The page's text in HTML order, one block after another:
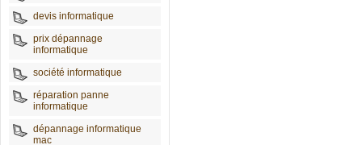
devis informatique
prix dépannage
informatique
société informatique
réparation panne
informatique
dépannage informatique
mac